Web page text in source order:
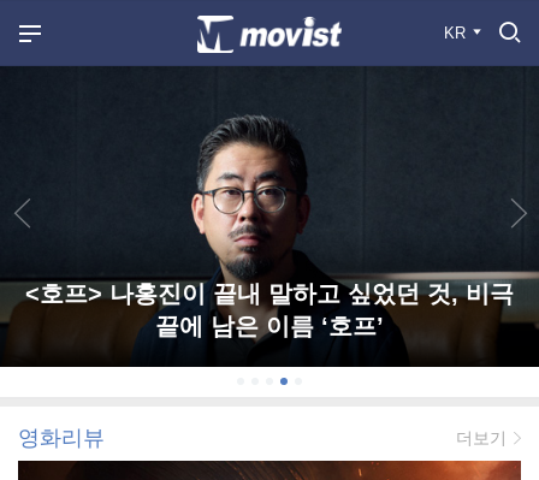
KR
<호프> 나홍진이 끝내 말하고 싶었던 것, 비극
끝에 남은 이름 ‘호프’
영화리뷰 더보기